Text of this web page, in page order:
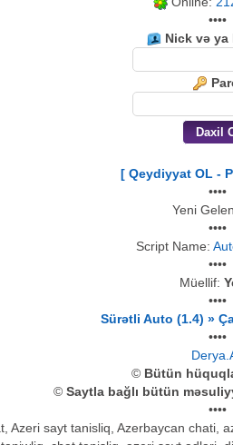
••••
Nick və ya
[ Qeydiyyat OL -
••••
Yeni
••••
Script Name:
••••
Müellif:
••••
Sürətli Auto (1.4) »
••••
© Bütün
© Saytla bağlı bütün
••••
Azeri sayt tanisliq, Azerbaycan